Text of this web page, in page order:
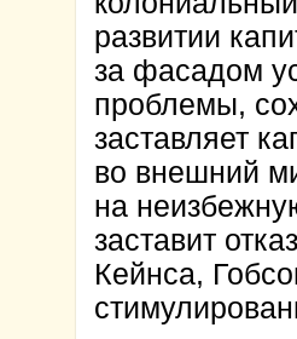
развитии
за фасадом
проблемы,
заставляет
во внешний
на
заставит
Кейнса,